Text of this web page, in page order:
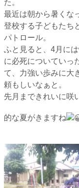
た。
最近は朝から暑くな
登校する子どもたち
パトロール。
ふと見ると、4月に
に必死についていっ
て、力強い歩みに大
頼もしいなぁと。
先月まできれいに咲
的な夏がきますね